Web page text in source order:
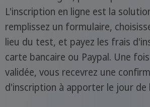
L'inscription en ligne est la
remplissez un formulaire,
lieu du test, et payez les frais
carte bancaire ou Paypal. Une
validée, vous recevrez une
d'inscription à apporter le jour de